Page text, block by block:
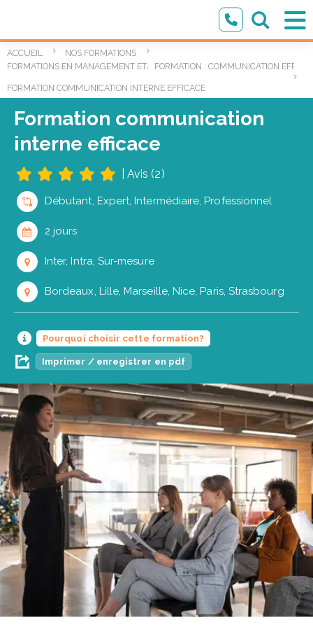
ACCUEIL
NOS FORMATIONS
FORMATIONS EN MANAGEMENT ET LEADERSHIP
, FORMATION : COMMUNICATION
FORMATION COMMUNICATION INTERNE EFFICACE
Formation communication
interne efficace
Avis (2)
Débutant, Expert, Intermédiaire, Professionnel
2 jours
Inter, Intra, Sur-mesure
Bordeaux, Lille, Marseille, Nice, Paris, Strasbourg
Pourquoi choisir cette formation?
Imprimer / enregistrer en pdf